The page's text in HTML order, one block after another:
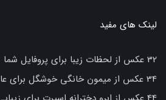
لینک های مفید
32 عکس از لحظات زیبا برای پروفایل شما
34 عکس از میمون خانگی خوشگل برای عاشقان حیوانات